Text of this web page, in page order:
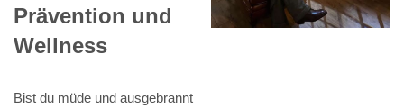
Prävention und
Wellness
Bist du müde und ausgebrannt